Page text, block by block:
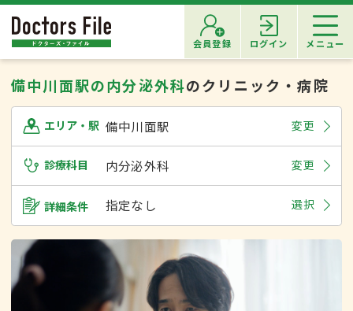
会員登録 ログイン メニュー
備中川面駅の内分泌外科のクリニック・病院
エリア・駅 備中川面駅 変更
診療科目 内分泌外科 変更
詳細条件 指定なし 選択